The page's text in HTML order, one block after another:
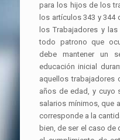
para los hijos de los
los artículos 343 y 344
los Trabajadores y
todo patrono que
debe mantener un
educación inicial
aquellos trabajadores
años de edad, y cuyo
salarios mínimos, que
corresponde a la
bien, de ser el caso de